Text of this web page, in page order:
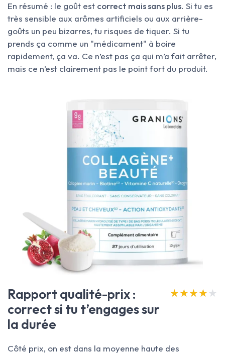
En résumé : le goût est correct mais sans plus. Si tu es
très sensible aux arômes artificiels ou aux arrière-
goûts un peu bizarres, tu risques de tiquer. Si tu
prends ça comme un "médicament" à boire
rapidement, ça va. Ce n’est pas ça qui m’a fait arrêter,
mais ce n’est clairement pas le point fort du produit.
Rapport qualité-prix :
correct si tu t’engages sur
la durée
★★★★★
★★★★★
Côté prix, on est dans la moyenne haute des